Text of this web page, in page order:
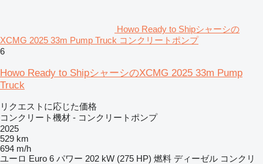
Howo Ready to Shipシャーシの
XCMG 2025 33m Pump Truck コンクリートポンプ
6
Howo Ready to ShipシャーシのXCMG 2025 33m Pump
Truck
リクエストに応じた価格
コンクリート機材 - コンクリートポンプ
2025
529 km
694 m/h
ユーロ Euro 6 パワー 202 kW (275 HP) 燃料 ディーゼル コンクリ